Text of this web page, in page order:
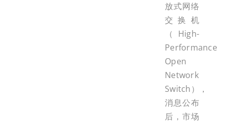
放式网络
交换机
（High-
Performance
Open
Network
Switch），
消息公布
后，市场